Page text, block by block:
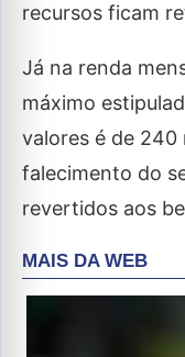
recursos ficam
Já na renda
máximo
valores é de 240
falecimento do
revertidos aos